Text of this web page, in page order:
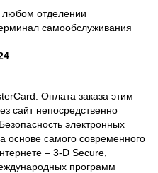
любом отделении
самообслуживания
.
Оплата заказа этим
сайт непосредственно
электронных
основе самого современного
– 3-D Secure,
программ